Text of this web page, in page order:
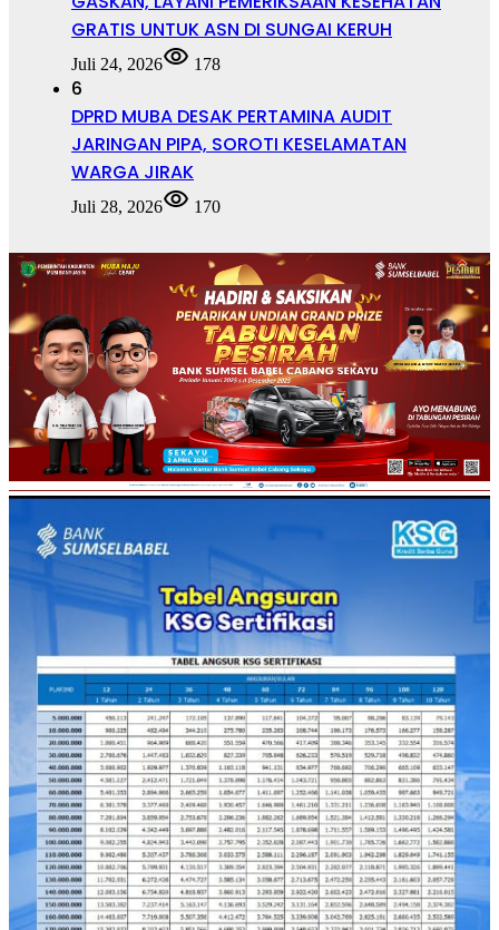
GRATIS UNTUK ASN DI SUNGAI KERUH
Juli 24, 2026 178
6
DPRD MUBA DESAK PERTAMINA AUDIT
JARINGAN PIPA, SOROTI KESELAMATAN
WARGA JIRAK
Juli 28, 2026 170